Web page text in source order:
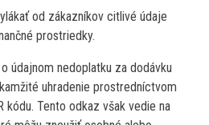
od zákazníkov citlivé údaje
prostriedky.
údajnom nedoplatku za dodávku
uhradenie prostredníctvom
kódu. Tento odkaz však vedie na